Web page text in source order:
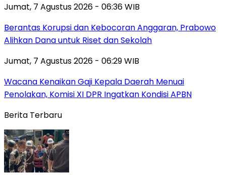
Jumat, 7 Agustus 2026 - 06:36 WIB
Berantas Korupsi dan Kebocoran Anggaran, Prabowo
Alihkan Dana untuk Riset dan Sekolah
Jumat, 7 Agustus 2026 - 06:29 WIB
Wacana Kenaikan Gaji Kepala Daerah Menuai
Penolakan, Komisi XI DPR Ingatkan Kondisi APBN
Berita Terbaru